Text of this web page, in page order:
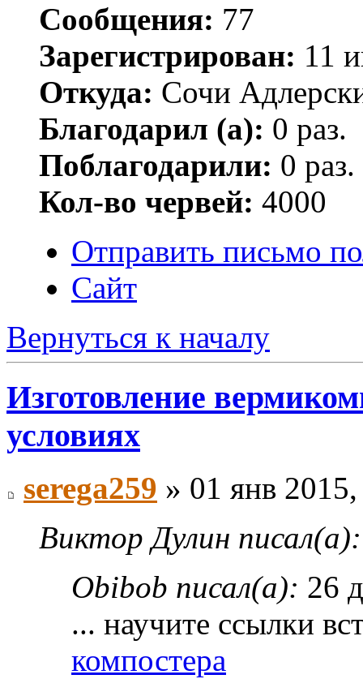
Сообщения: 77
Зарегистрирован: 11
Откуда: Сочи
Благодарил (а): 0 раз.
Поблагодарили: 0 раз.
Кол-во червей: 4000
Отправить письмо
Сайт
Вернуться к началу
Изготовление
условиях
serega259 » 01 янв
Виктор Дулин писал(а):
Obibob писал(а): 26
... научите ссылки
компостера